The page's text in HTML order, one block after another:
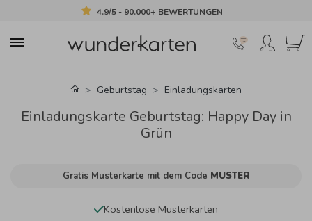
4.9/5 - 90.000+ BEWERTUNGEN
Geburtstag Einladungskarten
Einladungskarte Geburtstag: Happy Day in
Grün
Gratis Musterkarte mit dem Code MUSTER
Kostenlose Musterkarten